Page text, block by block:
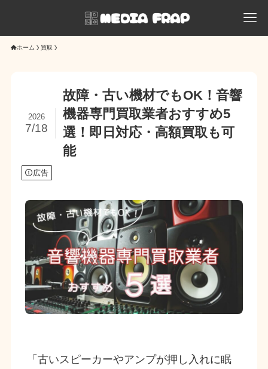
ホーム 買取
故障・古い機材でもOK！音響
機器専門買取業者おすすめ5
選！即日対応・高額買取も可
能
2026
7/18
広告
「古いスピーカーやアンプが押し入れに眠